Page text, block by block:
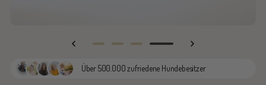
Slide Slide
Slide
Slide
Über 500.000 zufriedene Hundebesitzer